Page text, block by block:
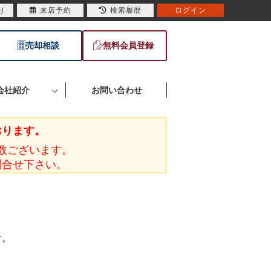
売却相談 無料会員登録
社紹介 お問い合わせ
ます。
ざいます。
せ下さい。
来店予約 検索履歴 ログイン